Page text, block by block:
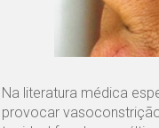
Na literatura médica
provocar